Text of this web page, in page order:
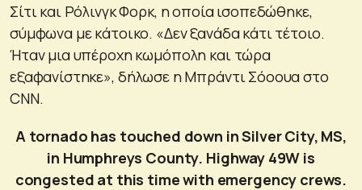
Σίτι και Ρόλινγκ Φορκ, η οποία ισοπεδώθηκε,
σύμφωνα με κάτοικο. «Δεν ξανάδα κάτι τέτοιο.
Ήταν μια υπέροχη κωμόπολη και τώρα
εξαφανίστηκε», δήλωσε η Μπράντι Σόοουα στο
CNN.
A tornado has touched down in Silver City, MS,
in Humphreys County. Highway 49W is
congested at this time with emergency crews.